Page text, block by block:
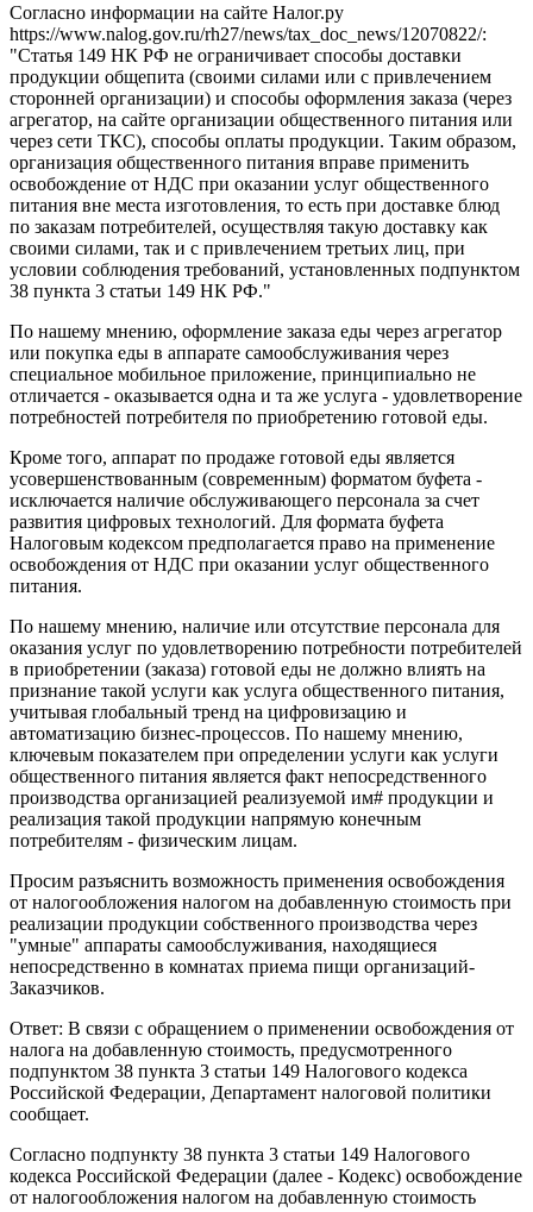
Согласно информации на сайте Налог.ру
https://www.nalog.gov.ru/rh27/news/tax_doc_news/12070822/:
"Статья 149 НК РФ не ограничивает способы доставки
продукции общепита (своими силами или с привлечением
сторонней организации) и способы оформления заказа (через
агрегатор, на сайте организации общественного питания или
через сети ТКС), способы оплаты продукции. Таким образом,
организация общественного питания вправе применить
освобождение от НДС при оказании услуг общественного
питания вне места изготовления, то есть при доставке блюд
по заказам потребителей, осуществляя такую доставку как
своими силами, так и с привлечением третьих лиц, при
условии соблюдения требований, установленных подпунктом
38 пункта 3 статьи 149 НК РФ."
По нашему мнению, оформление заказа еды через агрегатор
или покупка еды в аппарате самообслуживания через
специальное мобильное приложение, принципиально не
отличается - оказывается одна и та же услуга - удовлетворение
потребностей потребителя по приобретению готовой еды.
Кроме того, аппарат по продаже готовой еды является
усовершенствованным (современным) форматом буфета -
исключается наличие обслуживающего персонала за счет
развития цифровых технологий. Для формата буфета
Налоговым кодексом предполагается право на применение
освобождения от НДС при оказании услуг общественного
питания.
По нашему мнению, наличие или отсутствие персонала для
оказания услуг по удовлетворению потребности потребителей
в приобретении (заказа) готовой еды не должно влиять на
признание такой услуги как услуга общественного питания,
учитывая глобальный тренд на цифровизацию и
автоматизацию бизнес-процессов. По нашему мнению,
ключевым показателем при определении услуги как услуги
общественного питания является факт непосредственного
производства организацией реализуемой им# продукции и
реализация такой продукции напрямую конечным
потребителям - физическим лицам.
Просим разъяснить возможность применения освобождения
от налогообложения налогом на добавленную стоимость при
реализации продукции собственного производства через
"умные" аппараты самообслуживания, находящиеся
непосредственно в комнатах приема пищи организаций-
Заказчиков.
Ответ: В связи с обращением о применении освобождения от
налога на добавленную стоимость, предусмотренного
подпунктом 38 пункта 3 статьи 149 Налогового кодекса
Российской Федерации, Департамент налоговой политики
сообщает.
Согласно подпункту 38 пункта 3 статьи 149 Налогового
кодекса Российской Федерации (далее - Кодекс) освобождение
от налогообложения налогом на добавленную стоимость